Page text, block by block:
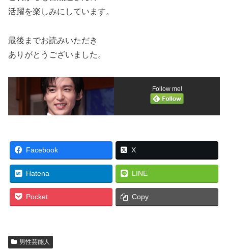
活躍を楽しみにしています。
最後までお読みいただき
ありがとうございました。
Follow me!
Facebook X
Hatena LINE
Pocket Copy
男性芸能人